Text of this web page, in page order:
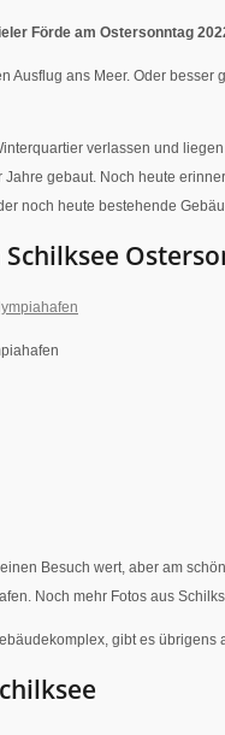
Förde am Ostersonntag
Ausflug ans Meer. Oder
verlassen und
gebaut. Noch heute
noch heute bestehende
Besuch wert, aber am
Noch mehr Fotos aus
gibt es